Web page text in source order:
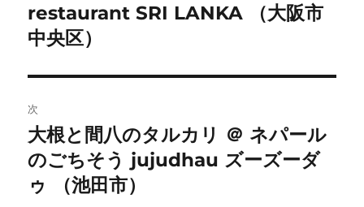
ナ
ビ
ゲ
ー
シ
ョ
の
投
restaurant SRI LANKA （大阪市
中央区）
次
次
の
投
大根と間八のタルカリ ＠ ネパール
のごちそう jujudhau ズーズーダ
ゥ （池田市）